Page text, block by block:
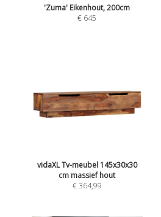
'Zuma' Eikenhout, 200cm
€ 645
vidaXL Tv-meubel 145x30x30
cm massief hout
€ 364,99